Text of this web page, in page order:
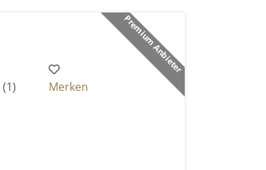
Premium Anbieter
(1)
Merken